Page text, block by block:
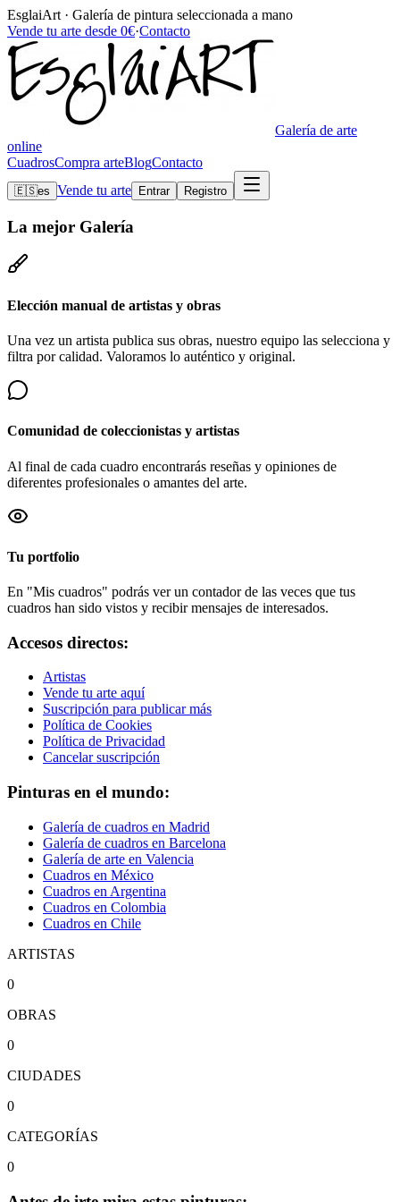
EsglaiArt · Galería de pintura seleccionada a mano
Vende tu arte desde 0€·Contacto
Galería de arte
online
CuadrosCompra arteBlogContacto
🇪🇸es Vende tu arte Entrar Registro
La mejor Galería
Elección manual de artistas y obras
Una vez un artista publica sus obras, nuestro equipo las selecciona y
filtra por calidad. Valoramos lo auténtico y original.
Comunidad de coleccionistas y artistas
Al final de cada cuadro encontrarás reseñas y opiniones de
diferentes profesionales o amantes del arte.
Tu portfolio
En "Mis cuadros" podrás ver un contador de las veces que tus
cuadros han sido vistos y recibir mensajes de interesados.
Accesos directos:
Artistas
Vende tu arte aquí
Suscripción para publicar más
Política de Cookies
Política de Privacidad
Cancelar suscripción
Pinturas en el mundo:
Galería de cuadros en Madrid
Galería de cuadros en Barcelona
Galería de arte en Valencia
Cuadros en México
Cuadros en Argentina
Cuadros en Colombia
Cuadros en Chile
ARTISTAS
0
OBRAS
0
CIUDADES
0
CATEGORÍAS
0